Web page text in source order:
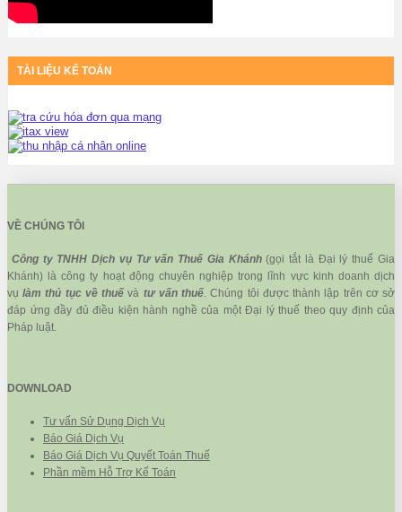
TÀI LIỆU KẾ TOÁN
VỀ CHÚNG TÔI
Công ty TNHH Dịch vụ Tư vấn Thuế Gia Khánh(gọi tắt là Đại lý thuế Gia
Khánh) là công ty hoạt động chuyên nghiệp trong lĩnh vực kinh doanh dịch
vụlàm thủ tục về thuế và tư vấn thuế. Chúng tôi được thành lập trên cơ sở
đáp ứng đầy đủ điều kiện hành nghề của một Đại lý thuế theo quy định của
Pháp luật.
DOWNLOAD
Tư vấn Sử Dụng Dịch Vụ
Báo Giá Dịch Vụ
Báo Giá Dịch Vụ Quyết Toán Thuế
Phần mềm Hỗ Trợ Kế Toán